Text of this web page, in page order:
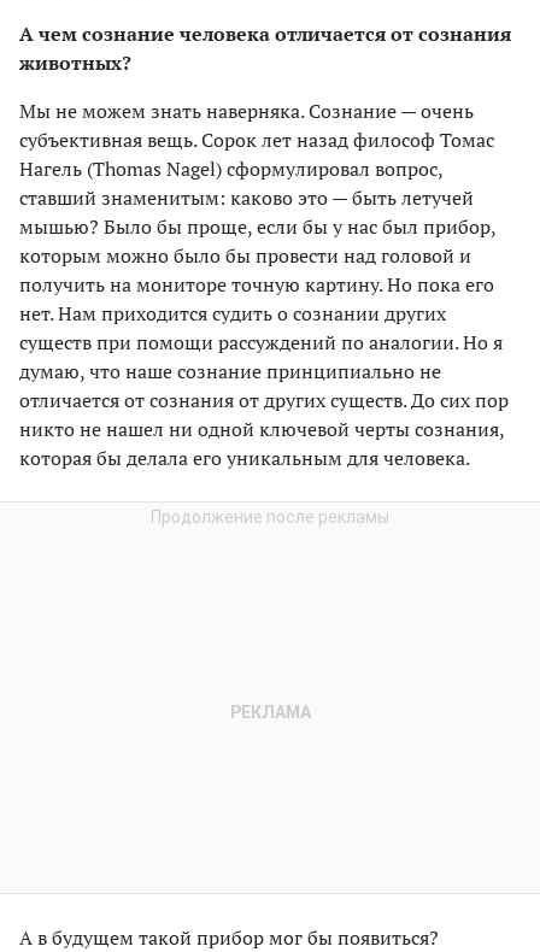
А чем сознание человека отличается от сознания
животных?
Мы не можем знать наверняка. Сознание — очень
субъективная вещь. Сорок лет назад философ Томас
Нагель (Thomas Nagel) сформулировал вопрос,
ставший знаменитым: каково это — быть летучей
мышью? Было бы проще, если бы у нас был прибор,
которым можно было бы провести над головой и
получить на мониторе точную картину. Но пока его
нет. Нам приходится судить о сознании других
существ при помощи рассуждений по аналогии. Но я
думаю, что наше сознание принципиально не
отличается от сознания от других существ. До сих пор
никто не нашел ни одной ключевой черты сознания,
которая бы делала его уникальным для человека.
А в будущем такой прибор мог бы появиться?